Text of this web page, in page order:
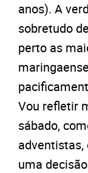
anos). A
sobretudo
perto as
Vou refletir
sábado,
adventistas,
uma